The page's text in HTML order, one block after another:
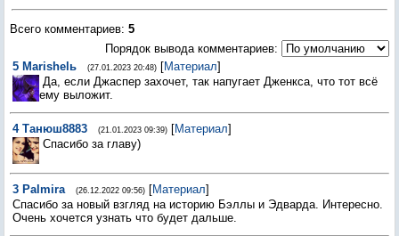
Всего комментариев: 5
Порядок вывода комментариев:
5 Marishelь (27.01.2023 20:48) [Материал]
Да, если Джаспер захочет, так напугает Дженкса, что тот всё
ему выложит.
4 Танюш8883 (21.01.2023 09:39) [Материал]
Спасибо за главу)
3 Palmira (26.12.2022 09:56) [Материал]
Спасибо за новый взгляд на историю Бэллы и Эдварда. Интересно.
Очень хочется узнать что будет дальше.